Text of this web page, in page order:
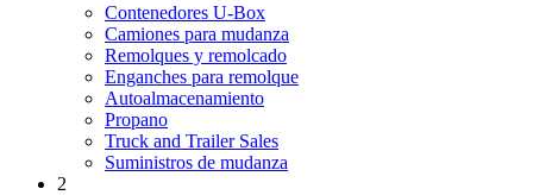
Contenedores U-Box
Camiones para mudanza
Remolques y remolcado
Enganches para remolque
Autoalmacenamiento
Propano
Truck and Trailer Sales
Suministros de mudanza
2